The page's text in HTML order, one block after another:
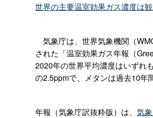
世界の主要温室効果ガス濃度は
気象庁は、世界気象機関（
された「温室効果ガス年報（
2020年の世界平均濃度はいずれ
の2.5ppmで、メタンは過去10年
年報（気象庁訳抜粋版）は、 気